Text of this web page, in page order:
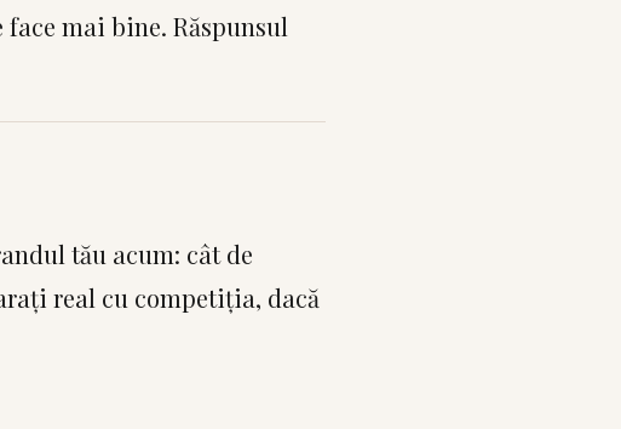
mai bine. Răspunsul
tău acum: cât de
real cu competiția, dacă